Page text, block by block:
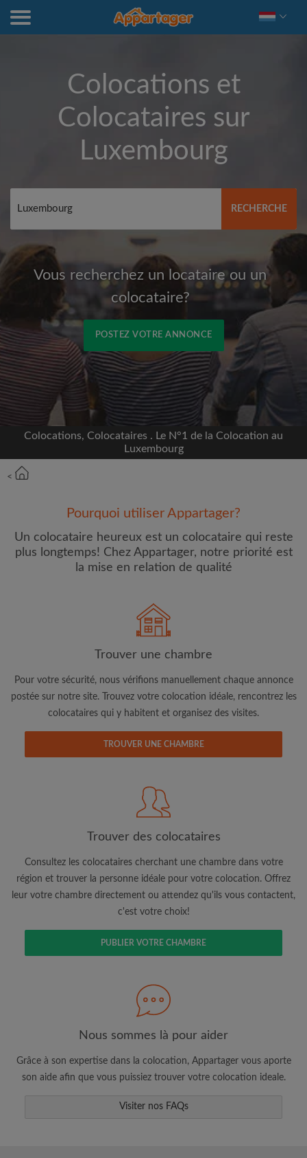
Colocations et
Colocataires sur
Luxembourg
RECHERCHE
Vous recherchez un locataire ou un
colocataire?
POSTEZ VOTRE ANNONCE
Inscrivez-vous avec Facebook
Nous ne publierons jamais sur votre page sans
Prénom
Adresse email
J'ai lu, compris et accepte les
Conditions d'utilisation
et ai pris connaissance de la
CRÉER PROFIL
Je souhaite recevoir des offres exclusives et des mises à
Faites une recherche selon ce qui vous
semble important
Consultez les chambres et les profils des
Sauvegardez vos recherches
annonce correspondant à vos critères
Colocations, Colocataires . Le N°1 de la Colocation au
Luxembourg
<
Pourquoi utiliser Appartager?
Un colocataire heureux est un colocataire qui reste
plus longtemps! Chez Appartager, notre priorité est
la mise en relation de qualité
Trouver une chambre
Pour votre sécurité, nous vérifions manuellement chaque annonce
postée sur notre site. Trouvez votre colocation idéale, rencontrez les
colocataires qui y habitent et organisez des visites.
TROUVER UNE CHAMBRE
Trouver des colocataires
Consultez les colocataires cherchant une chambre dans votre
région et trouver la personne idéale pour votre colocation. Offrez
leur votre chambre directement ou attendez qu'ils vous contactent,
c'est votre choix!
PUBLIER VOTRE CHAMBRE
Nous sommes là pour aider
Grâce à son expertise dans la colocation, Appartager vous aporte
son aide afin que vous puissiez trouver votre colocation ideale.
Visiter nos FAQs